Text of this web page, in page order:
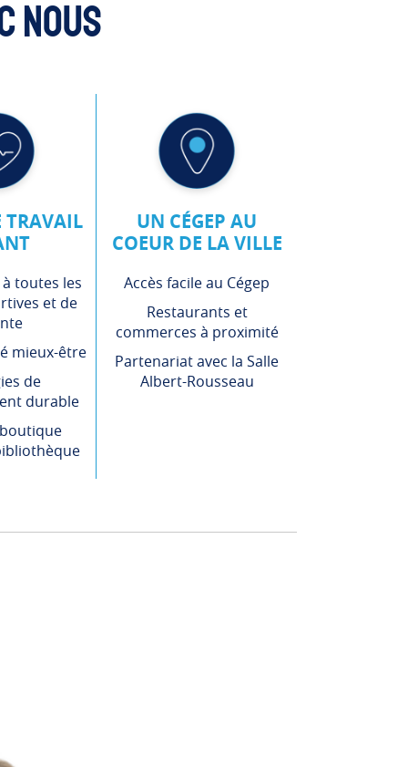
nous
TRAVAIL
toutes les
et de
mieux-être
de
durable
UN CÉGEP AU
COEUR DE LA VILLE
Accès facile au Cégep
Restaurants et
commerces à proximité
Partenariat avec la Salle
Albert-Rousseau